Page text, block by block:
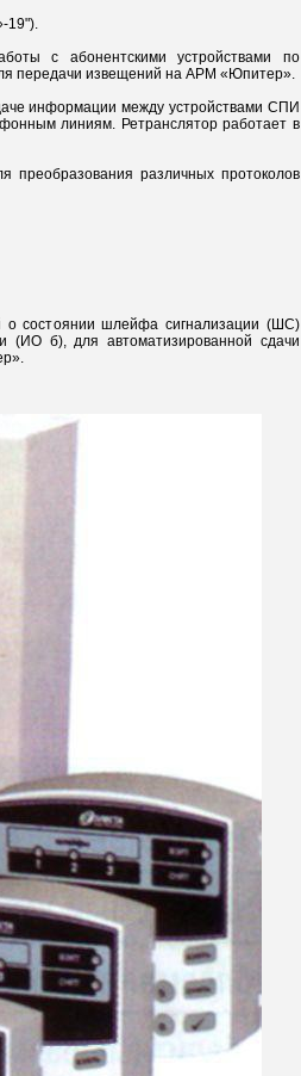
19").
с абонентскими устройствами по
передачи извещений на АРМ «Юпитер».
информации между устройствами СПИ
линиям. Ретранслятор работает в
преобразования различных протоколов
о состоянии шлейфа сигнализации (ШС)
(ИО б), для автоматизированной сдачи